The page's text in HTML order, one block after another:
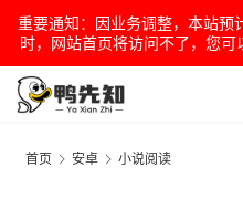
重要通知：因业务调整，本站预
时，网站首页将访问不了，您可
站！
首页 安卓 小说阅读